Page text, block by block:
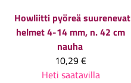
Howliitti pyöreä suurenevat
helmet 4-14 mm, n. 42 cm
nauha
10,29 €
Heti saatavilla